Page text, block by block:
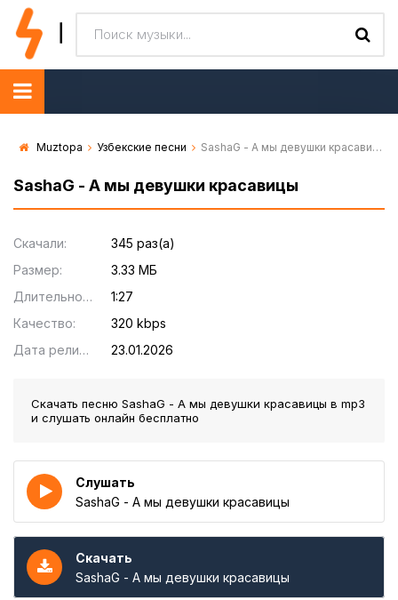
Muztopa Узбекские песни SashaG - А мы девушки красавицы
SashaG - А мы девушки красавицы
Скачали:
345 раз(а)
Размер:
3.33 МБ
Длительность:
1:27
Качество:
320 kbps
Дата релиза:
23.01.2026
Скачать песню SashaG - А мы девушки красавицы в mp3
и слушать онлайн бесплатно
Слушать
SashaG - А мы девушки красавицы
Скачать
SashaG - А мы девушки красавицы